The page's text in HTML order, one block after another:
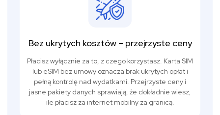
Bez ukrytych kosztów – przejrzyste ceny
Płacisz wyłącznie za to, z czego korzystasz. Karta SIM
lub eSIM bez umowy oznacza brak ukrytych opłat i
pełną kontrolę nad wydatkami. Przejrzyste ceny i
jasne pakiety danych sprawiają, że dokładnie wiesz,
ile płacisz za internet mobilny za granicą.